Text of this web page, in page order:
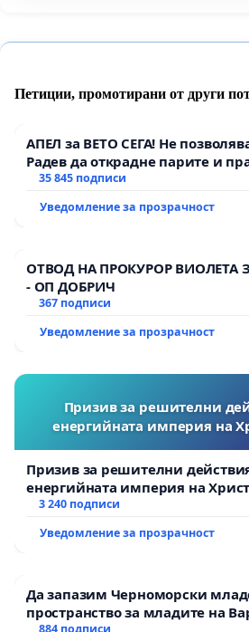
Петиции, промотирани от други
АПЕЛ за ВЕТО СЕГА! Не
Радев да открадне парите и
тъмното
35 845 подписи
Уведомление за прозрачност
ОТВОД НА ПРОКУРОР ВИОЛЕТА
- ОП ДОБРИЧ
367 подписи
Уведомление за прозрачност
Призив за решителни
енергийната империя на
Призив за решителни
енергийната империя на
3 240 подписи
Уведомление за прозрачност
Да запазим Черноморски
пространство за младите на